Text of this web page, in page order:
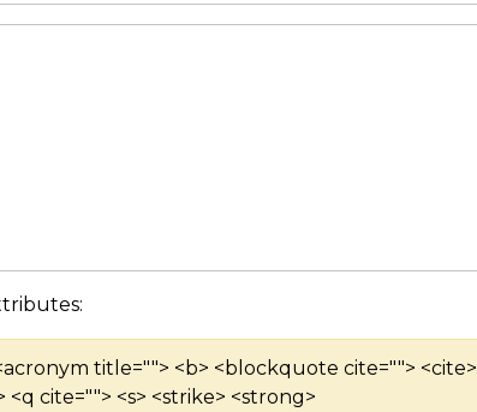
title=""> <b> <blockquote cite=""> <cite>
cite=""> <s> <strike> <strong>